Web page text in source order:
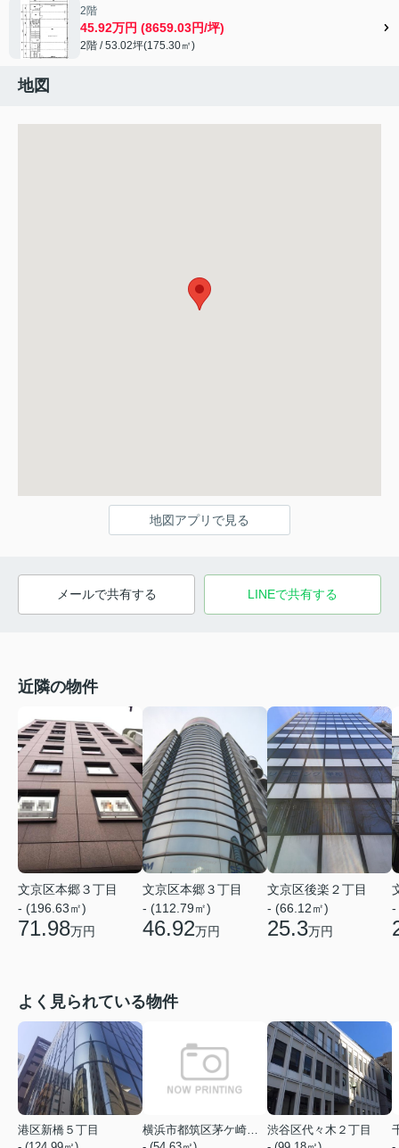
2階
45.92万円 (8659.03円/坪)
2階 / 53.02坪(175.30㎡)
地図
地図アプリで見る
メールで共有する LINEで共有する
近隣の物件
文京区本郷３丁目
- (196.63㎡)
71.98万円
文京区本郷３丁目
- (112.79㎡)
46.92万円
文京区後楽２丁目
- (66.12㎡)
25.3万円
-
よく見られている物件
港区新橋５丁目
渋谷区代々木２丁目